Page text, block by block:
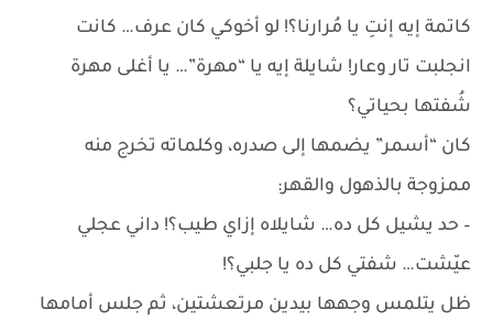
كاتمة إيه إنتِ يا مُرارنا؟! لو أخوكي كان عرف… كانت
انجلبت تار وعار! شايلة إيه يا “مهرة”… يا أغلى مهرة
شُفتها بحياتي؟
كان “أسمر” يضمها إلى صدره، وكلماته تخرج منه
ممزوجة بالذهول والقهر:
– حد يشيل كل ده… شايلاه إزاي طيب؟! داني عجلي
عيّشت… شفتي كل ده يا جلبي؟!
ظل يتلمس وجهها بيدين مرتعشتين، ثم جلس أمامها